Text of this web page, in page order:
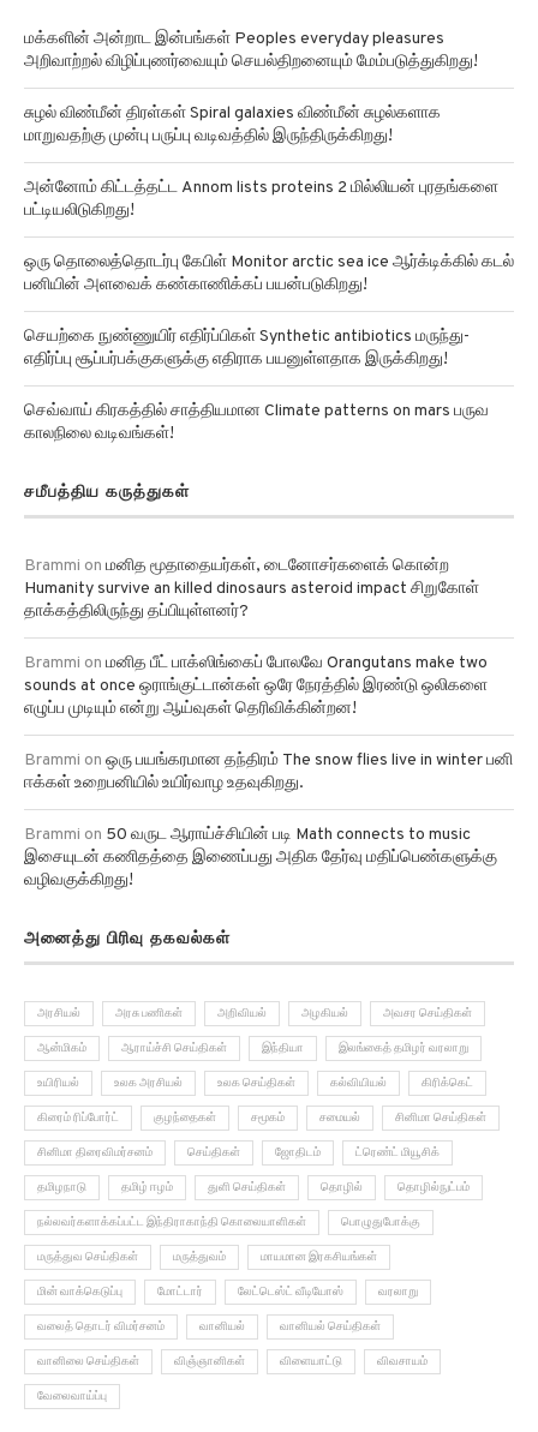
அறிவாற்றல் விழிப்புணர்வையும் செயல்திறனையும் மேம்படுத்துகிறது!
சுழல் விண்மீன் திரள்கள் Spiral galaxies விண்மீன் சுழல்களாக
மாறுவதற்கு முன்பு பருப்பு வடிவத்தில் இருந்திருக்கிறது!
அன்னோம் கிட்டத்தட்ட Annom lists proteins 2 மில்லியன் புரதங்களை
பட்டியலிடுகிறது!
ஒரு தொலைத்தொடர்பு கேபிள் Monitor arctic sea ice ஆர்க்டிக்கில் கடல்
பனியின் அளவைக் கண்காணிக்கப் பயன்படுகிறது!
செயற்கை நுண்ணுயிர் எதிர்ப்பிகள் Synthetic antibiotics மருந்து-
எதிர்ப்பு சூப்பர்பக்குகளுக்கு எதிராக பயனுள்ளதாக இருக்கிறது!
செவ்வாய் கிரகத்தில் சாத்தியமான Climate patterns on mars பருவ
காலநிலை வடிவங்கள்!
Humanity survive an killed dinosaurs asteroid impact சிறுகோள்
தாக்கத்திலிருந்து தப்பியுள்ளனர்?
Brammionமனித பீட் பாக்ஸிங்கைப் போலவே Orangutans make two
sounds at once ஒராங்குட்டான்கள் ஒரே நேரத்தில் இரண்டு ஒலிகளை
எழுப்ப முடியும் என்று ஆய்வுகள் தெரிவிக்கின்றன!
Brammionஒரு பயங்கரமான தந்திரம் The snow flies live in winter பனி
ஈக்கள் உறைபனியில் உயிர்வாழ உதவுகிறது.
Brammion50 வருட ஆராய்ச்சியின் படி Math connects to music
இசையுடன் கணிதத்தை இணைப்பது அதிக தேர்வு மதிப்பெண்களுக்கு
வழிவகுக்கிறது!
ஆன்மிகம் ஆராய்ச்சி செய்திகள் இந்தியா இலங்கைத் தமிழர் வரலாறு
உயிரியல் உலக அரசியல் உலக செய்திகள் கல்வியியல் கிரிக்கெட்
கிரைம் ரிப்போர்ட் குழந்தைகள் சமூகம் சமையல் சினிமா செய்திகள்
சினிமா திரைவிமர்சனம் செய்திகள் ஜோதிடம் ட்ரெண்ட் மியூசிக்
தமிழநாடு தமிழ் ஈழம் துளி செய்திகள் தொழில் தொழில்நுட்பம்
நல்லவர்களாக்கப்பட்ட இந்திராகாந்தி கொலையாளிகள் பொழுதுபோக்கு
மருத்துவ செய்திகள் மருத்துவம் மாயமான இரகசியங்கள்
மின் வாக்கெடுப்பு மோட்டார் லேட்டெஸ்ட் வீடியோஸ்
வலைத் தொடர் விமர்சனம் வானியல் வானியல் செய்திகள்
வானிலை செய்திகள் விஞ்ஞானிகள் விளையாட்டு விவசாயம்
வேலைவாய்ப்பு